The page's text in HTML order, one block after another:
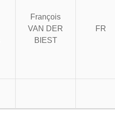
François
VAN DER
BIEST
FR